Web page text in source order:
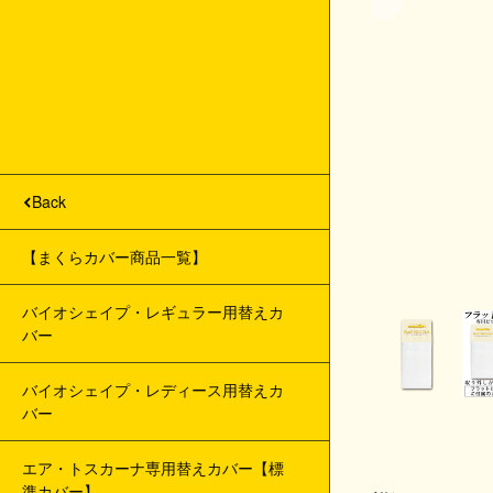
製品ラインナップ
商品カテゴリー
Back
ベッドタイプ
三つ折りタイプ
ふとん、パッドタイプ
トッパー類
まくら
Back
【まくらカバー商品一覧】
バイオシェイプ・レギュラー用替えカ
バー
バイオシェイプ・レディース用替えカ
バー
エア・トスカーナ専用替えカバー【標
お問合せ
今月のサイト内キャンペーン
ショールーム開催中イベント
ラインの案内